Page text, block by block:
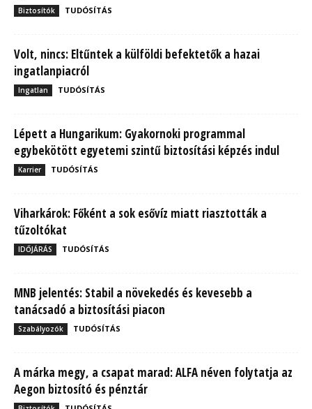
Biztosítók TUDÓSÍTÁS
Volt, nincs: Eltűntek a külföldi befektetők a hazai
ingatlanpiacról
Ingatlan TUDÓSÍTÁS
Lépett a Hungarikum: Gyakornoki programmal
egybekötött egyetemi szintű biztosítási képzés indul
Karrier TUDÓSÍTÁS
Viharkárok: Főként a sok esővíz miatt riasztották a
tűzoltókat
IDŐJÁRÁS TUDÓSÍTÁS
MNB jelentés: Stabil a növekedés és kevesebb a
tanácsadó a biztosítási piacon
Szabályozók TUDÓSÍTÁS
A márka megy, a csapat marad: ALFA néven folytatja az
Aegon biztosító és pénztár